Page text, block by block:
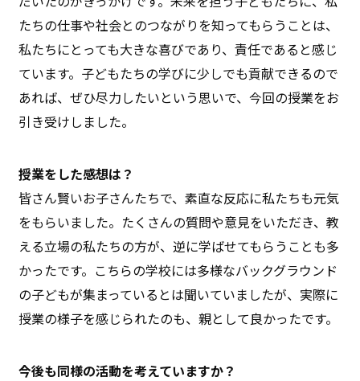
たちの仕事や社会とのつながりを知ってもらうことは、
私たちにとっても大きな喜びであり、責任であると感じ
ています。子どもたちの学びに少しでも貢献できるので
あれば、ぜひ尽力したいという思いで、今回の授業をお
引き受けしました。
授業をした感想は？
皆さん賢いお子さんたちで、素直な反応に私たちも元気
をもらいました。たくさんの質問や意見をいただき、教
える立場の私たちの方が、逆に学ばせてもらうことも多
かったです。こちらの学校には多様なバックグラウンド
の子どもが集まっているとは聞いていましたが、実際に
授業の様子を感じられたのも、親として良かったです。
今後も同様の活動を考えていますか？